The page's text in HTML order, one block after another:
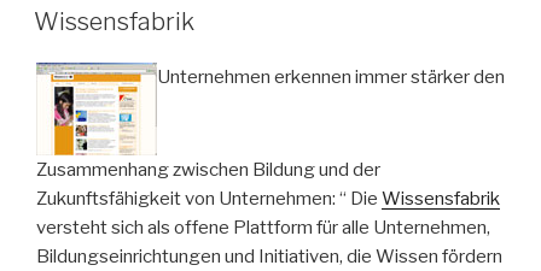
AM
Wissensfabrik
Unternehmen erkennen immer stärker den
Zusammenhang zwischen Bildung und der
Zukunftsfähigkeit von Unternehmen: “ Die Wissensfabrik
versteht sich als offene Plattform für alle Unternehmen,
Bildungseinrichtungen und Initiativen, die Wissen fördern